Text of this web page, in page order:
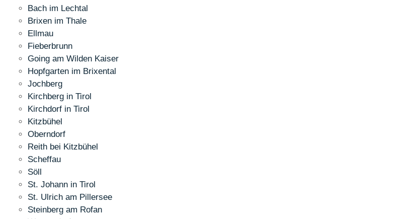
Bach im Lechtal
Brixen im Thale
Ellmau
Fieberbrunn
Going am Wilden Kaiser
Hopfgarten im Brixental
Jochberg
Kirchberg in Tirol
Kirchdorf in Tirol
Kitzbühel
Oberndorf
Reith bei Kitzbühel
Scheffau
Söll
St. Johann in Tirol
St. Ulrich am Pillersee
Steinberg am Rofan